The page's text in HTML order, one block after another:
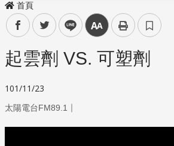
首頁
facebooktwitter line 中
起雲劑 VS. 可塑劑
101/11/23
太陽電台FM89.1 ｜